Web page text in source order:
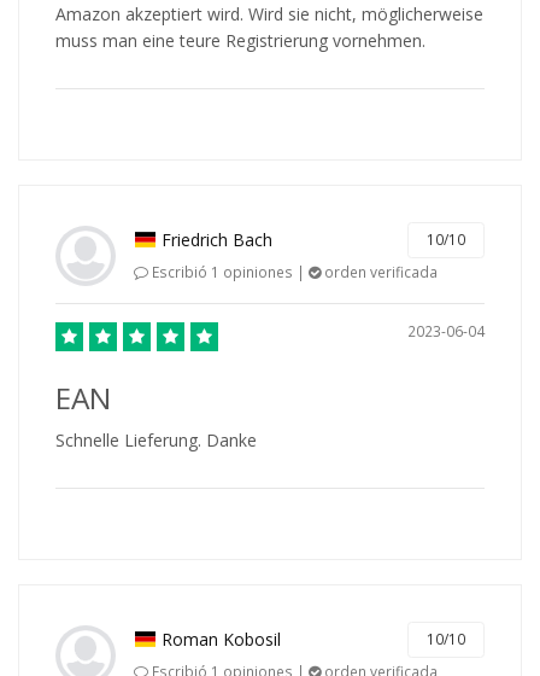
Amazon akzeptiert wird. Wird sie nicht, möglicherweise
muss man eine teure Registrierung vornehmen.
Friedrich Bach
10/10
Escribió 1 opiniones |
orden verificada
2023-06-04
EAN
Schnelle Lieferung. Danke
Roman Kobosil
10/10
Escribió 1 opiniones |
orden verificada